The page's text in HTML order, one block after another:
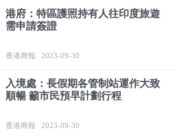
港府：特區護照持有人往印度旅遊
需申請簽證
香港商報 2023-09-30
入境處：長假期各管制站運作大致
順暢 籲市民預早計劃行程
香港商報 2023-09-30